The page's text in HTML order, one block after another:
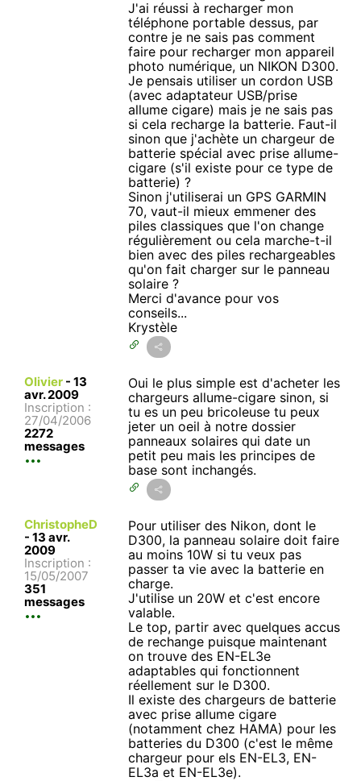
J'ai réussi à recharger mon
téléphone portable dessus, par
contre je ne sais pas comment
faire pour recharger mon appareil
photo numérique, un NIKON D300.
Je pensais utiliser un cordon USB
(avec adaptateur USB/prise
allume cigare) mais je ne sais pas
si cela recharge la batterie. Faut-il
sinon que j'achète un chargeur de
batterie spécial avec prise allume-
cigare (s'il existe pour ce type de
batterie) ?
Sinon j'utiliserai un GPS GARMIN
70, vaut-il mieux emmener des
piles classiques que l'on change
régulièrement ou cela marche-t-il
bien avec des piles rechargeables
qu'on fait charger sur le panneau
solaire ?
Merci d'avance pour vos
conseils...
Krystèle
Olivier - 13
avr. 2009
Inscription :
27/04/2006
2272
messages
Oui le plus simple est d'acheter les
chargeurs allume-cigare sinon, si
tu es un peu bricoleuse tu peux
jeter un oeil à notre dossier
panneaux solaires qui date un
petit peu mais les principes de
base sont inchangés.
ChristopheD
- 13 avr.
2009
Inscription :
15/05/2007
351
messages
Pour utiliser des Nikon, dont le
D300, la panneau solaire doit faire
au moins 10W si tu veux pas
passer ta vie avec la batterie en
charge.
J'utilise un 20W et c'est encore
valable.
Le top, partir avec quelques accus
de rechange puisque maintenant
on trouve des EN-EL3e
adaptables qui fonctionnent
réellement sur le D300.
Il existe des chargeurs de batterie
avec prise allume cigare
(notamment chez HAMA) pour les
batteries du D300 (c'est le même
chargeur pour els EN-EL3, EN-
EL3a et EN-EL3e).